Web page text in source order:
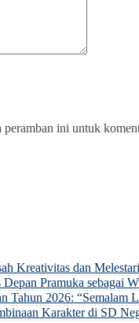
ini untuk
Kreativitas dan
Pramuka sebagai
Tahun 2026: “Semalam
Karakter di SD